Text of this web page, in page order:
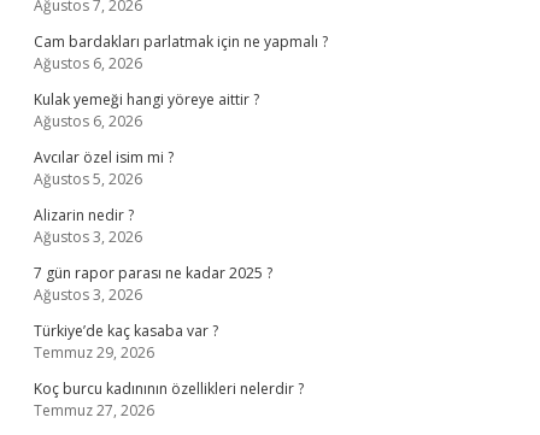
Ağustos 7, 2026
Cam bardakları parlatmak için ne yapmalı ?
Ağustos 6, 2026
Kulak yemeği hangi yöreye aittir ?
Ağustos 6, 2026
Avcılar özel isim mi ?
Ağustos 5, 2026
Alizarin nedir ?
Ağustos 3, 2026
7 gün rapor parası ne kadar 2025 ?
Ağustos 3, 2026
Türkiye’de kaç kasaba var ?
Temmuz 29, 2026
Koç burcu kadınının özellikleri nelerdir ?
Temmuz 27, 2026